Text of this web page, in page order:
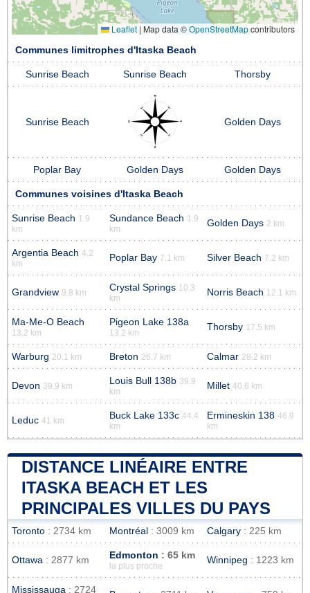
Leaflet | Map data ©OpenStreetMapcontributors
Communes limitrophes d'Itaska Beach
Sunrise Beach Sunrise Beach Thorsby
Sunrise Beach Golden Days
Poplar Bay Golden Days Golden Days
Communes voisines d'Itaska Beach
Sunrise Beach 1.9
km
Sundance Beach 1.9
km
Golden Days 2 km
Argentia Beach 4.2
km
Poplar Bay 7.1 km Silver Beach 7.2 km
Grandview 9.8 km Crystal Springs 10.3
km
Norris Beach 12.1 km
Ma-Me-O Beach
13.2 km
Pigeon Lake 138a
13.2 km
Thorsby 17.5 km
Warburg 20.1 km Breton 26.7 km Calmar 28.2 km
Devon 39.9 km Louis Bull 138b 39.9
km
Millet 40.6 km
Leduc 41 km Buck Lake 133c 44.4
km
Ermineskin 138 46.9
km
DISTANCE LINÉAIRE ENTRE
ITASKA BEACH ET LES
PRINCIPALES VILLES DU PAYS
Toronto : 2734 km Montréal : 3009 km Calgary : 225 km
Ottawa : 2877 km Edmonton : 65 km
la plus proche
Winnipeg : 1223 km
Mississauga : 2724